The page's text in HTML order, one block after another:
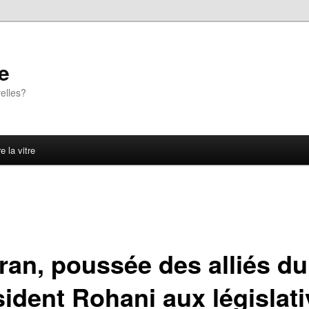
la vitre
poussée des alliés du
Rohani aux